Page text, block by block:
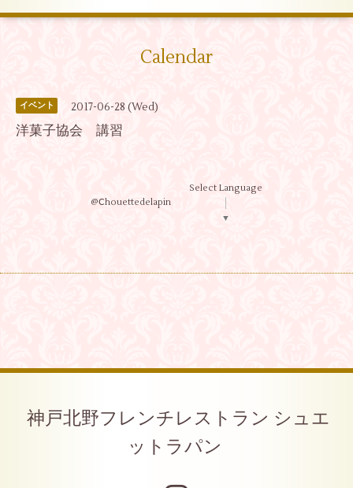
Calendar
イベント 2017-06-28 (Wed)
洋菓子協会 講習
@Ⅽhouettedelapin
Select Language
▼
神戸北野フレンチレストラン シュエ
ットラパン